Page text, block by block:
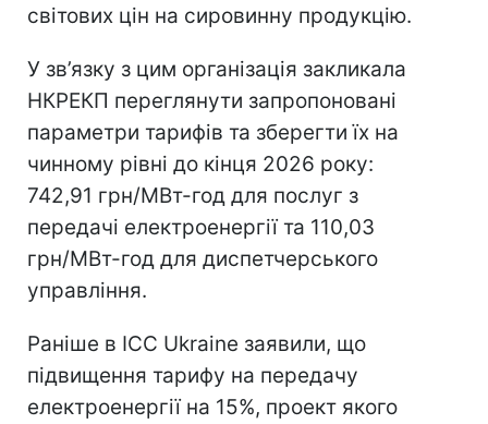
світових цін на сировинну продукцію.
У зв’язку з цим організація закликала
НКРЕКП переглянути запропоновані
параметри тарифів та зберегти їх на
чинному рівні до кінця 2026 року:
742,91 грн/МВт-год для послуг з
передачі електроенергії та 110,03
грн/МВт-год для диспетчерського
управління.
Раніше в ICC Ukraine заявили, що
підвищення тарифу на передачу
електроенергії на 15%, проект якого